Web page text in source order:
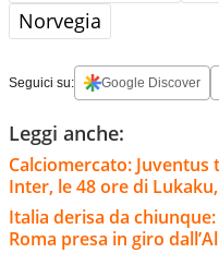
Norvegia
Seguici su: Google Discover
Leggi anche:
Calciomercato:
Inter, le 48 ore di
Italia derisa da
Roma presa in giro